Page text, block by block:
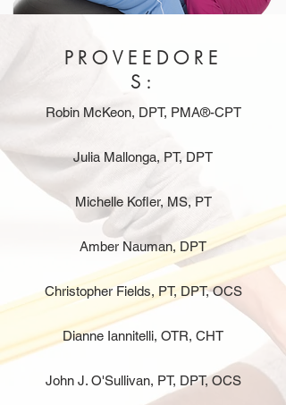
PROVEEDORE
S:
Robin McKeon, DPT, PMA®-CPT
Julia Mallonga, PT, DPT
Michelle Kofler, MS, PT
Amber Nauman, DPT
Christopher Fields, PT, DPT, OCS
Dianne Iannitelli, OTR, CHT
John J. O'Sullivan, PT, DPT, OCS